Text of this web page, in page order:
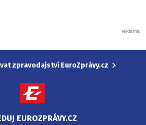
zpravodajství EuroZprávy.cz
EUROZPRÁVY.CZ